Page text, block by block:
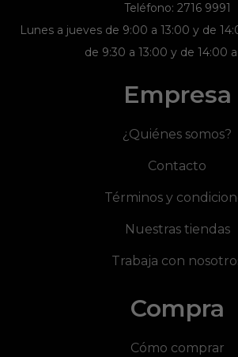
Teléfono: 2716 9991
Lunes a jueves de 9:00 a 13:00 y de
de 9:30 a 13:00 y de 14:00 a
Empresa
¿Quiénes somos?
Contacto
Términos y
Nuestras tiendas
Trabaja con
Compra
Cómo comprar